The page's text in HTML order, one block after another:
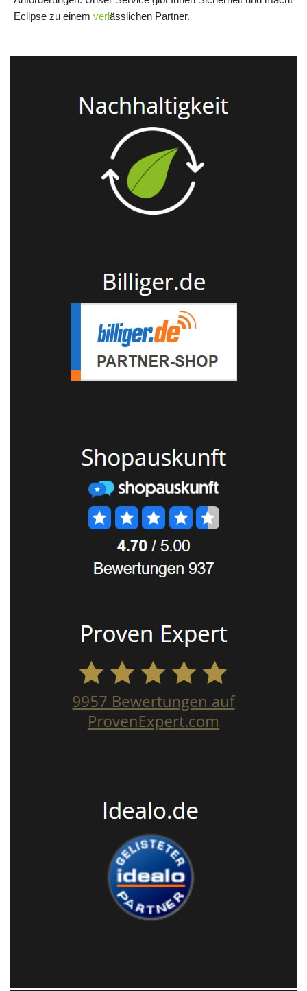
Eclipse zu einem verlässlichen Partner.